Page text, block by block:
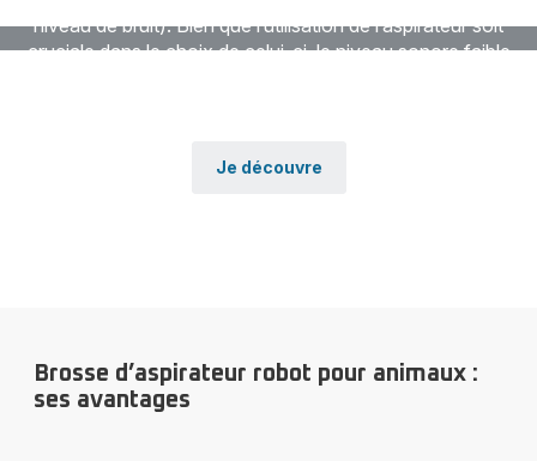
niveau de bruit). Bien que l’utilisation de l’aspirateur soit
cruciale dans le choix de celui-ci, le niveau sonore faible
Je découvre
Brosse d’aspirateur robot pour animaux :
ses avantages